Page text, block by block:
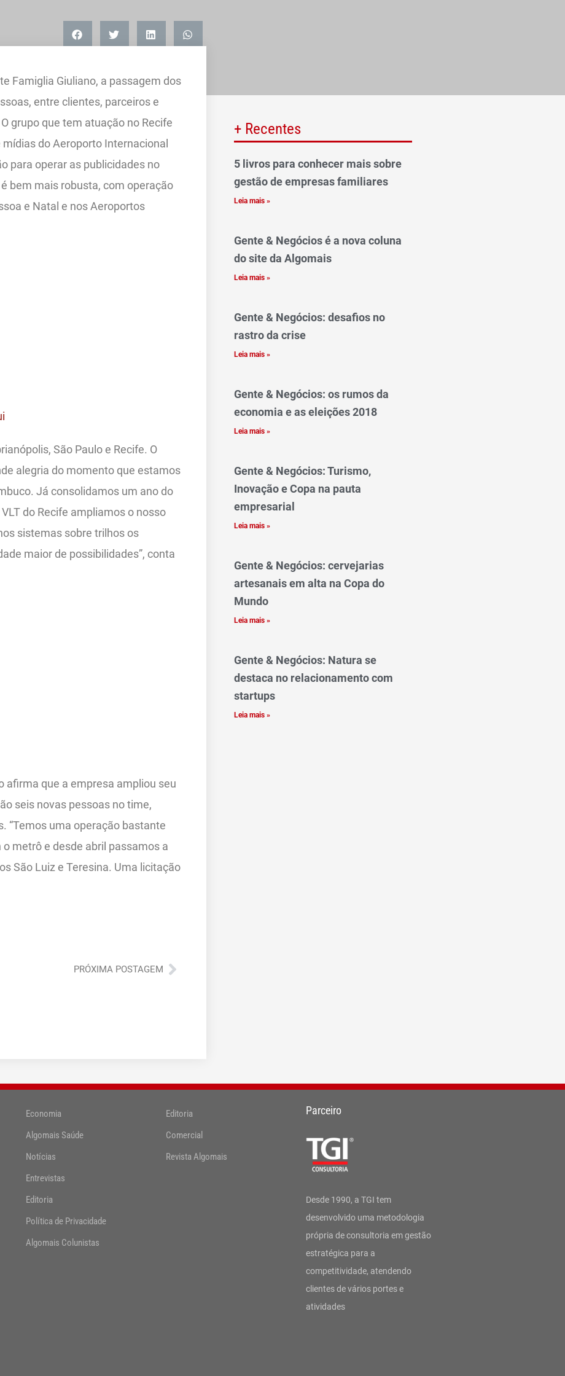
Famiglia Giuliano, a passagem dos
entre clientes, parceiros e
grupo que tem atuação no Recife
do Aeroporto Internacional
para operar as publicidades no
bem mais robusta, com operação
e Natal e nos Aeroportos
São Paulo e Recife. O
alegria do momento que estamos
Já consolidamos um ano do
do Recife ampliamos o nosso
sistemas sobre trilhos os
maior de possibilidades”, conta
afirma que a empresa ampliou seu
seis novas pessoas no time,
“Temos uma operação bastante
metrô e desde abril passamos a
São Luiz e Teresina. Uma licitação
PRÓXIMA POSTAGEMPróximo
+ Recentes
5 livros para conhecer mais sobre
gestão de empresas familiares
Leia mais »
Gente & Negócios é a nova coluna
do site da Algomais
Leia mais »
Gente & Negócios: desafios no
rastro da crise
Leia mais »
Gente & Negócios: os rumos da
economia e as eleições 2018
Leia mais »
Gente & Negócios: Turismo,
Inovação e Copa na pauta
empresarial
Leia mais »
Gente & Negócios: cervejarias
artesanais em alta na Copa do
Mundo
Leia mais »
Gente & Negócios: Natura se
destaca no relacionamento com
startups
Leia mais »
Economia
Algomais Saúde
Notícias
Entrevistas
Editoria
Política de Privacidade
Algomais Colunistas
Editoria
Comercial
Revista Algomais
Parceiro
Desde 1990, a TGI tem
desenvolvido uma metodologia
própria de consultoria em gestão
estratégica para a
competitividade, atendendo
clientes de vários portes e
atividades